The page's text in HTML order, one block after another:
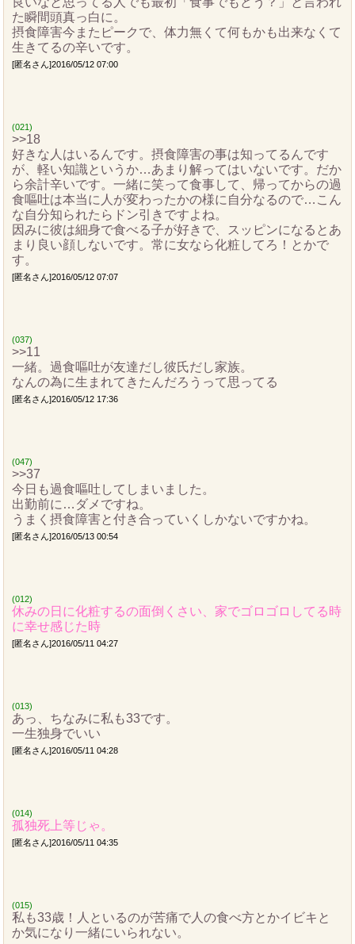
た瞬間頭真っ白に。
摂食障害今またピークで、体力無くて何もかも出来なくて
生きてるの辛いです。
[匿名さん]2016/05/12 07:00
(021)
>>18
好きな人はいるんです。摂食障害の事は知ってるんです
が、軽い知識というか…あまり解ってはいないです。だか
ら余計辛いです。一緒に笑って食事して、帰ってからの過
食嘔吐は本当に人が変わったかの様に自分なるので…こん
な自分知られたらドン引きですよね。
因みに彼は細身で食べる子が好きで、スッピンになるとあ
まり良い顔しないです。常に女なら化粧してろ！とかで
す。
[匿名さん]2016/05/12 07:07
(037)
>>11
一緒。過食嘔吐が友達だし彼氏だし家族。
なんの為に生まれてきたんだろうって思ってる
[匿名さん]2016/05/12 17:36
(047)
>>37
今日も過食嘔吐してしまいました。
出勤前に…ダメですね。
うまく摂食障害と付き合っていくしかないですかね。
[匿名さん]2016/05/13 00:54
(012)
休みの日に化粧するの面倒くさい、家でゴロゴロしてる時
に幸せ感じた時
[匿名さん]2016/05/11 04:27
(013)
あっ、ちなみに私も33です。
一生独身でいい
[匿名さん]2016/05/11 04:28
(014)
孤独死上等じゃ。
[匿名さん]2016/05/11 04:35
(015)
私も33歳！人といるのが苦痛で人の食べ方とかイビキと
か気になり一緒にいられない。